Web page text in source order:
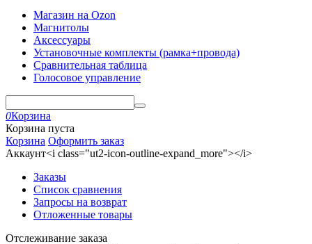
Магазин на Ozon
Магнитолы
Аксессуары
Установочные комплекты (рамка+провода)
Сравнительная таблица
Голосовое управление
0Корзина
Корзина пуста
Корзина Оформить заказ
Аккаунт<i class="ut2-icon-outline-expand_more"></i>
Заказы
Список сравнения
Запросы на возврат
Отложенные товары
Отслеживание заказа